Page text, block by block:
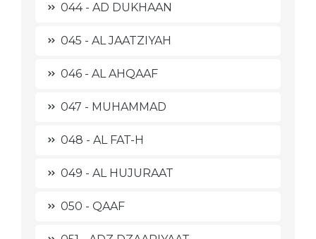
044 - AD DUKHAAN
045 - AL JAATZIYAH
046 - AL AHQAAF
047 - MUHAMMAD
048 - AL FAT-H
049 - AL HUJURAAT
050 - QAAF